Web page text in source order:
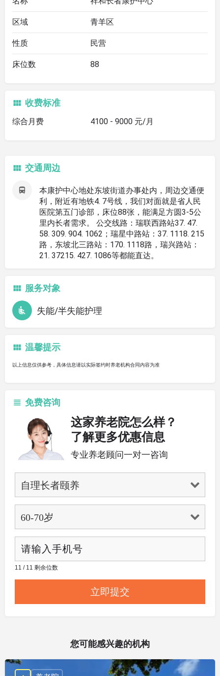
区域 青羊区
性质 民营
床位数 88
收费标准
综合月费 4100 - 9000 元/月
交通周边
本康护中心地处东坡街道办事处内，周边交通便
利，附近有地铁4. 7号线，我们对面就是省人民
医院第五门诊部，床位88张，能满足方圆3-5公
里内长者需求。 公交线路：瑞联西路站37. 47.
58. 309. 904. 1062；瑞星中路站：37. 1118. 215
路，东坡北三路站：170. 1118路，瑞兴路站：
21. 37215. 427. 1086等都能直达。
服务对象
失能/半失能护理
温馨提示
以上信息仅供参考，具体信息请以实际签约时养老机构合同内容为准
免费咨询
这家养老院怎么样？
了解更多优惠信息
专业养老顾问一对一咨询
11 / 11 剩余位数
您可能感兴趣的机构